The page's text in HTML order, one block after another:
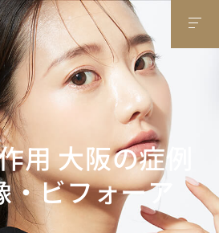
用 大阪の症例
ビフォーア